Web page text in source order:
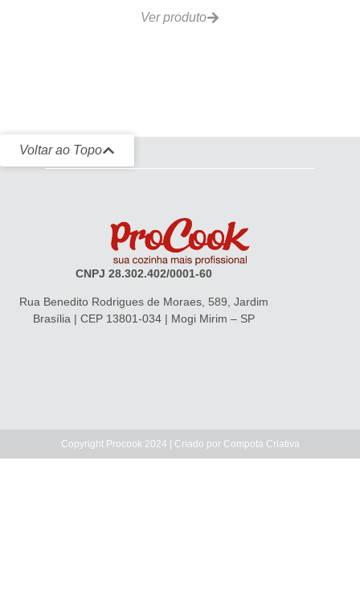
Ver produto
Voltar ao Topo
CNPJ 28.302.402/0001-60
Rua Benedito Rodrigues de Moraes, 589, Jardim
Brasília | CEP 13801-034 | Mogi Mirim – SP
Copyright Procook 2024 | Criado por Compota Criativa